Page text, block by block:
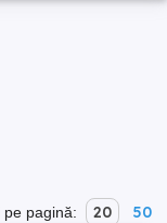
pe pagină: 20 50